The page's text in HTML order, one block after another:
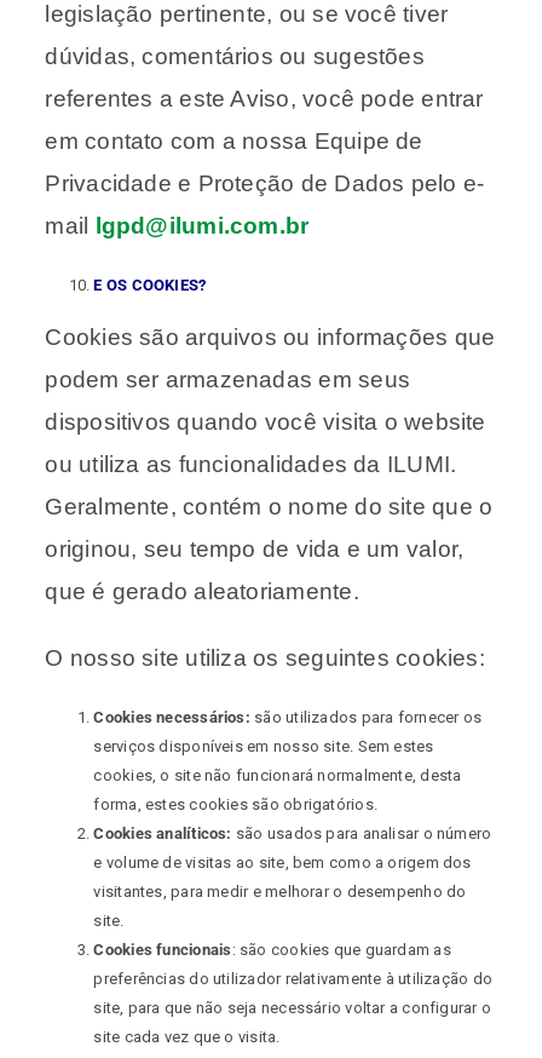
legislação pertinente, ou se você tiver
dúvidas, comentários ou sugestões
referentes a este Aviso, você pode entrar
em contato com a nossa Equipe de
Privacidade e Proteção de Dados pelo e-
mail
lgpd@ilumi.com.br
E OS COOKIES?
Cookies são arquivos ou informações que
podem ser armazenadas em seus
dispositivos quando você visita o website
ou utiliza as funcionalidades da ILUMI.
Geralmente, contém o nome do site que o
originou, seu tempo de vida e um valor,
que é gerado aleatoriamente.
O nosso site utiliza os seguintes cookies:
Cookies necessários: são utilizados para fornecer os
serviços disponíveis em nosso site. Sem estes
cookies, o site não funcionará normalmente, desta
forma, estes cookies são obrigatórios.
Cookies analíticos: são usados para analisar o número
e volume de visitas ao site, bem como a origem dos
visitantes, para medir e melhorar o desempenho do
site.
Cookies funcionais : são cookies que guardam as
preferências do utilizador relativamente à utilização do
site, para que não seja necessário voltar a configurar o
site cada vez que o visita.